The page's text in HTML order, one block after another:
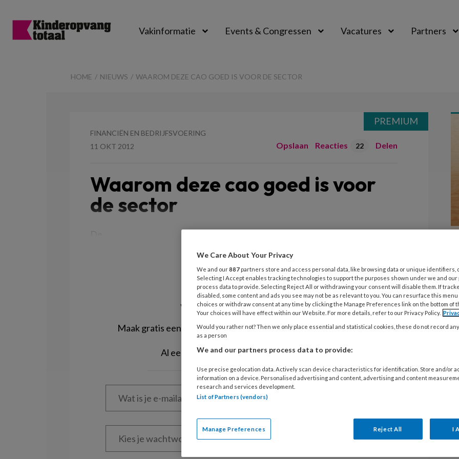
Vakinformatie Events & Congressen Vacatures Partners
HOME NIEUWS WAAROM DEZE CAO GOED IS VOOR DE SECTOR
FINANCIËN EN BEDRIJFSVOERING
11 OKT 2012
Opslaan Reacties 22 Delen
Waarom deze cao goed is voor
de sector
REGISTREREN
Wil je dit artikel lezen?
Maak gratis een account aan en lees 2 artikelen gratis per maand
Al een account of abonnement?Log dan in
Wat
Kies
PREMIUM
We Care About Your Privacy
We and our887 partners store and access personal data, like browsing data or unique identifiers,
Selecting I Accept enables tracking technologies to support the purposes shown under we and
process data to provide. Selecting Reject All or withdrawing your consent will disable them. If
disabled, some content and ads you see may not be as relevant to you. You can resurface this
choices or withdraw consent at any time by clicking the Manage Preferences link on the bottom of
Your choices will have effect within our Website. For more details, refer to our Privacy Policy.
Would you rather not? Then we only place essential and statistical cookies, these do not record
as a person
We and our partners process data to provide:
Use precise geolocation data. Actively scan device characteristics for identification. Store and/or
information on a device. Personalised advertising and content, advertising and content
research and services development.
List of Partners (vendors)
Manage Preferences Reject All I